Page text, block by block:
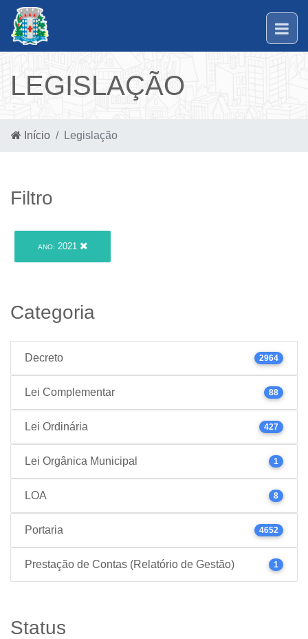
LEGISLAÇÃO
Início Legislação
Filtro
ANO: 2021
Categoria
Decreto 2964
Lei Complementar 88
Lei Ordinária 427
Lei Orgânica Municipal 1
LOA 8
Portaria 4652
Prestação de Contas (Relatório de Gestão) 1
Status